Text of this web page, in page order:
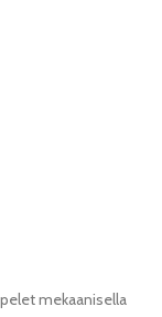
mekaanisella